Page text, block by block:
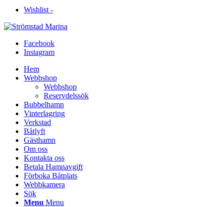
Wishlist -
Facebook
Instagram
Hem
Webbshop
Webbshop
Reservdelssök
Bubbelhamn
Vinterlagring
Verkstad
Båtlyft
Gästhamn
Om oss
Kontakta oss
Betala Hamnavgift
Förboka Båtplats
Webbkamera
Sök
Menu Menu